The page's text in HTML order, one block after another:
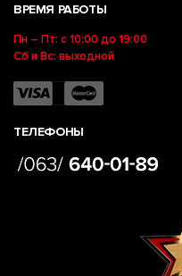
ВРЕМЯ РАБОТЫ
Пн – Пт: с 10:00 до 19:00
Сб и Вс: выходной
ТЕЛЕФОНЫ